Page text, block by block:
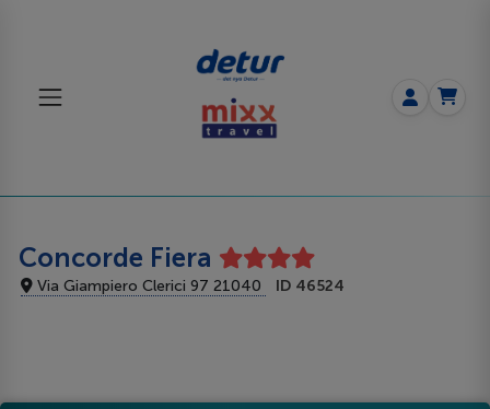
Concorde Fiera
Via Giampiero Clerici 97 21040 ID 46524